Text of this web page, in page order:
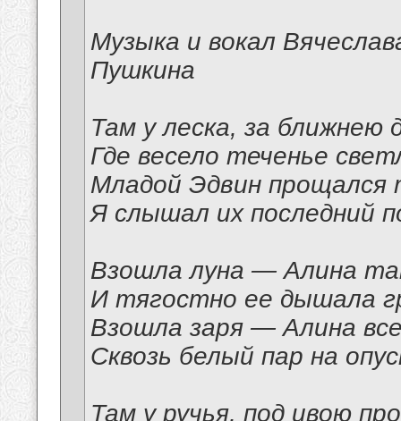
Музыка и вокал
Пушкина
Там у леска, за ближнею
Где весело теченье
Младой Эдвин прощался
Я слышал их последний
Взошла луна — Алина
И тягостно ее дышала
Взошла заря — Алина
Сквозь белый пар на
Там у ручья, под ивою